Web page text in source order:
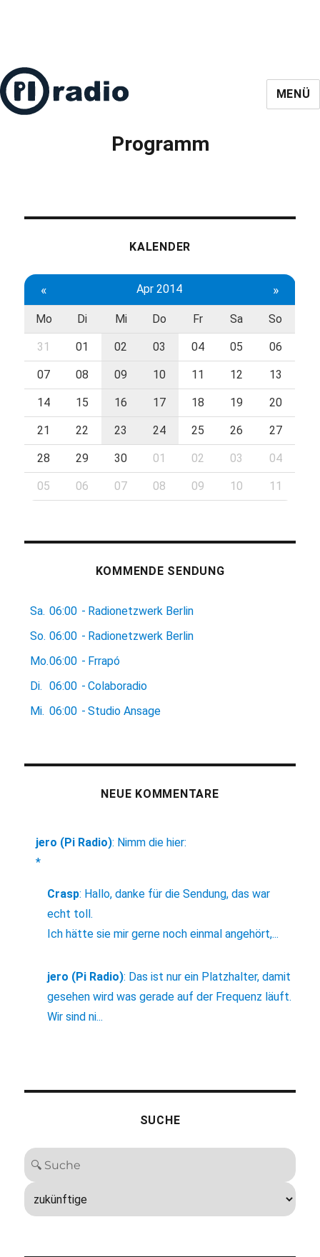
MENÜ
Programm
KALENDER
« Apr 2014 »
Mo Di Mi Do Fr Sa So
31 01 02 03 04 05 06
07 08 09 10 11 12 13
14 15 16 17 18 19 20
21 22 23 24 25 26 27
28 29 30 01 02 03 04
05 06 07 08 09 10 11
KOMMENDE SENDUNG
Sa. 06:00 - Radionetzwerk Berlin
So. 06:00 - Radionetzwerk Berlin
Mo.06:00 - Frrapó
Di.
06:00 - Colaboradio
Mi. 06:00 - Studio Ansage
NEUE KOMMENTARE
jero (Pi Radio): Nimm die hier:
*
Crasp: Hallo, danke für die Sendung, das war
echt toll.
Ich hätte sie mir gerne noch einmal angehört,...
jero (Pi Radio): Das ist nur ein Platzhalter, damit
gesehen wird was gerade auf der Frequenz läuft.
Wir sind ni...
SUCHE